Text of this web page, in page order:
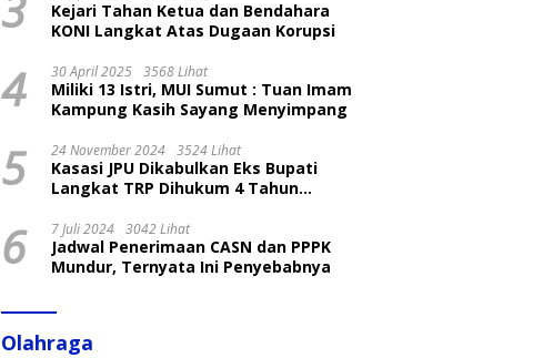
Kejari Tahan Ketua dan Bendahara
KONI Langkat Atas Dugaan Korupsi
4 30 April 2025 3568 Lihat
Miliki 13 Istri, MUI Sumut : Tuan Imam
Kampung Kasih Sayang Menyimpang
5 24 November 2024 3524 Lihat
Kasasi JPU Dikabulkan Eks Bupati
Langkat TRP Dihukum 4 Tahun
6 7 Juli 2024 3042 Lihat
Jadwal Penerimaan CASN dan PPPK
Mundur, Ternyata Ini Penyebabnya
Olahraga